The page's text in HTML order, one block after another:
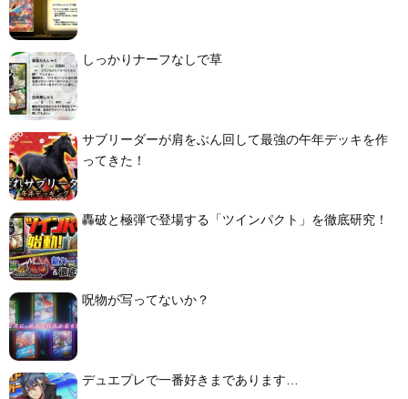
しっかりナーフなしで草
サブリーダーが肩をぶん回して最強の午年デッキを作
ってきた！
轟破と極弾で登場する「ツインパクト」を徹底研究！
呪物が写ってないか？
デュエプレで一番好きまであります…